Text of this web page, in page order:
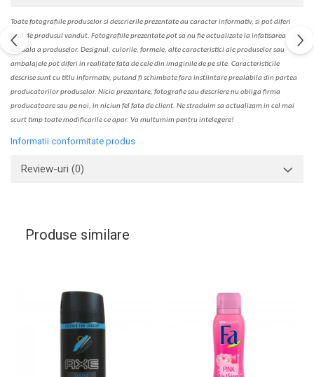
Toate fotografiile produselorsidescrierileprezentate au caracter informativ, si pot diferi
fa
ă de produsul vandut. Fotografiile prezentate pot sa nu fie actualizate la infatisarea
actuala a produselor. Designul, culorile, formele, alte caracteristici ale produselor sau
ambalajele pot diferi in realitate fata de cele din imaginile de pe site. Caracteristicile
descrise sunt cu titlu informativ, putand fi schimbate fara instiintare prealabila din partea
producatorilor produselor. Nicio prezentare, fotografie sau descriere nu obliga firma
producatoare sau pe noi, in niciun fel fata de client. Ne straduim sa actualizam in cel mai
scurt timp toate modificarile ce apar. Va multumim pentru intelegere!
Informatii conformitate produs
Review-uri (0)
Produse similare